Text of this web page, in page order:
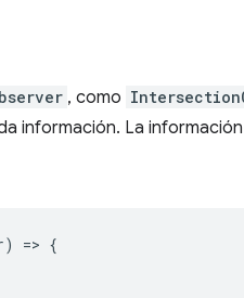
, como
información. La
) => {